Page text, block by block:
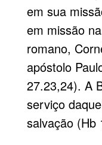
em sua
em missão
romano,
apóstolo
27.23,24). A
serviço
salvação (Hb